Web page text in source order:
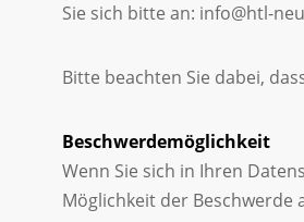
Sie sich bitte an: info@htl-
Bitte beachten Sie dabei,
Beschwerdemöglichkeit
Wenn Sie sich in Ihren
Möglichkeit der Beschwerde